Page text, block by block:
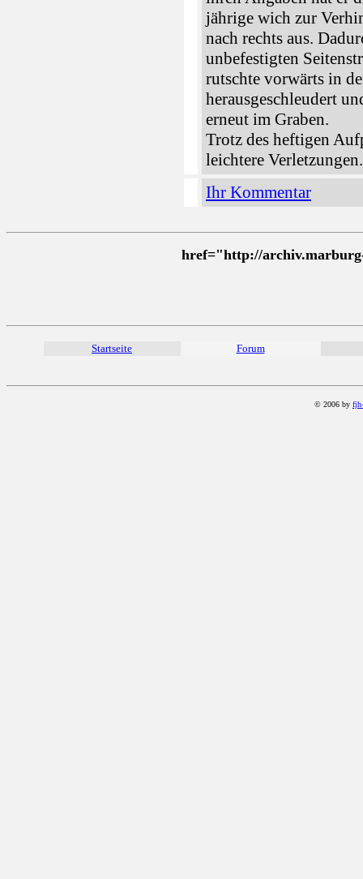
jährige wich zur
nach rechts aus.
unbefestigten
rutschte vorwärts in
herausgeschleudert
erneut im Graben.
Trotz des heftigen
leichtere Verletzungen.
Ihr Kommentar
href="http://
Startseite Forum
© 2006 by